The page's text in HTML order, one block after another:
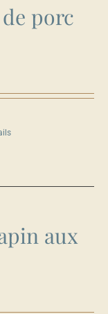
porc
aux